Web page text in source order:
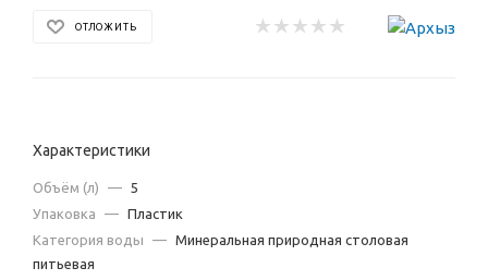
ОТЛОЖИТЬ
Характеристики
Объём (л) — 5
Упаковка
— Пластик
Категория воды
— Минеральная природная столовая
питьевая